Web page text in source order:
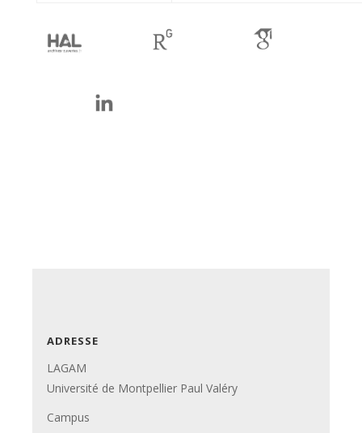
ADRESSE
LAGAM
Université de Montpellier Paul Valéry
Campus